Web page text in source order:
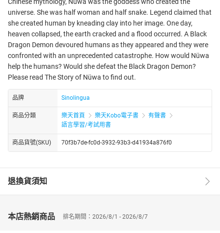
universe. She was half woman and half snake. Legend claimed that
she created human by kneading clay into her image. One day,
heaven collapsed, the earth cracked and a flood occurred. A Black
Dragon Demon devoured humans as they appeared and they were
confronted with an unprecedented catastrophe. How would Nüwa
help the humans? Would she defeat the Black Dragon Demon?
Please read The Story of Nüwa to find out.
品牌 Sinolingua
商品分類 樂天首頁 樂天Kobo電子書
有聲書
語言學習/考試用書
商品貨號(SKU) 70f3b7de-fc0d-3932-93b3-d41934a876f0
退換貨須知
本店熱銷商品 排名期間：2026/8/1 - 2026/8/7